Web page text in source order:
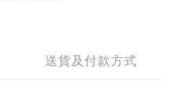
送貨及付款方式